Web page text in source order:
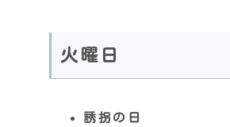
火曜日
誘拐の日